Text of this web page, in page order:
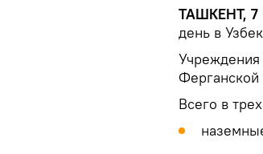
ТАШКЕНТ, 7
день в
Учреждения
Ферганской
Всего в